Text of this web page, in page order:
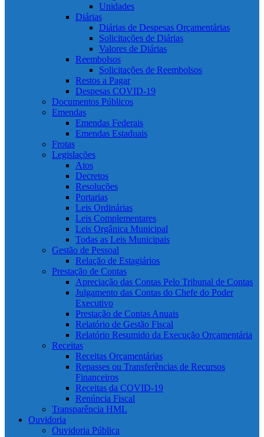
Unidades
Diárias
Diárias de Despesas Orçamentárias
Solicitações de Diárias
Valores de Diárias
Reembolsos
Solicitações de Reembolsos
Restos a Pagar
Despesas COVID-19
Documentos Públicos
Emendas
Emendas Federais
Emendas Estaduais
Frotas
Legislações
Atos
Decretos
Resoluções
Portarias
Leis Ordinárias
Leis Complementares
Leis Orgânica Municipal
Todas as Leis Municipais
Gestão de Pessoal
Relação de Estagiários
Prestação de Contas
Apreciação das Contas Pelo Tribunal de Contas
Julgamento das Contas do Chefe do Poder
Executivo
Prestação de Contas Anuais
Relatório de Gestão Fiscal
Relatório Resumido da Execução Orçamentária
Receitas
Receitas Orçamentárias
Repasses ou Transferências de Recursos
Financeiros
Receitas da COVID-19
Renúncia Fiscal
Transparência HML
Ouvidoria
Ouvidoria Pública